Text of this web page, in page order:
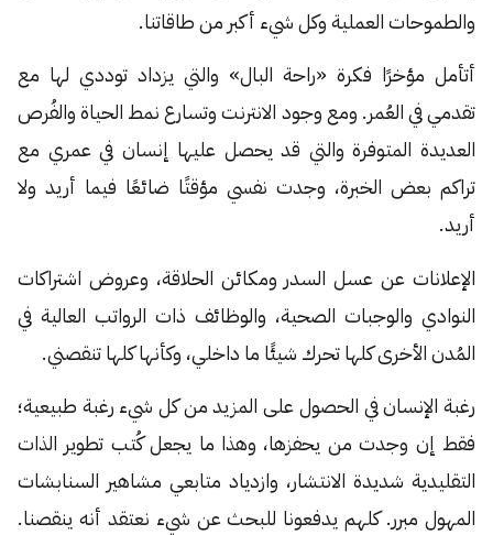
والطموحات العملية وكل شيء أكبر من طاقاتنا.
أتأمل مؤخرًا فكرة «راحة البال» والتي يزداد توددي لها مع
تقدمي في العُمر. ومع وجود الانترنت وتسارع نمط الحياة والفُرص
العديدة المتوفرة والتي قد يحصل عليها إنسان في عمري مع
تراكم بعض الخبرة، وجدت نفسي مؤقتًا ضائعًا فيما أريد ولا
أريد.
الإعلانات عن عسل السدر ومكائن الحلاقة، وعروض اشتراكات
النوادي والوجبات الصحية، والوظائف ذات الرواتب العالية في
المُدن الأخرى كلها تحرك شيئًا ما داخلي، وكأنها كلها تنقصني.
رغبة الإنسان في الحصول على المزيد من كل شيء رغبة طبيعية؛
فقط إن وجدت من يحفزها، وهذا ما يجعل كُتب تطوير الذات
التقليدية شديدة الانتشار، وازدياد متابعي مشاهير السنابشات
المهول مبرر. كلهم يدفعونا للبحث عن شيء نعتقد أنه ينقصنا.